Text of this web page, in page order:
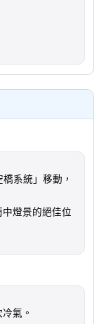
系統」移動，
燈景的絕佳位
氣。